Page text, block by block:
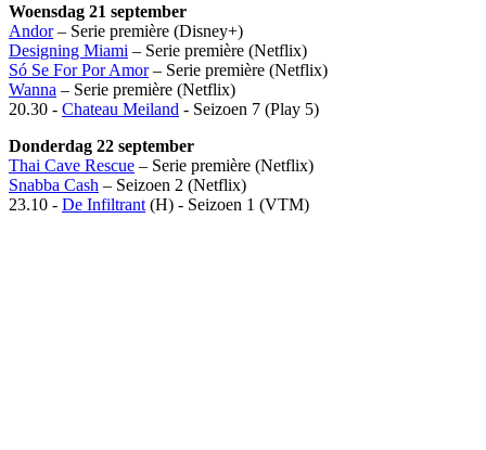
Woensdag 21 september
Andor– Serie première (Disney+)
Designing Miami – Serie première (Netflix)
Só Se For Por Amor– Serie première (Netflix)
Wanna – Serie première (Netflix)
20.30 - Chateau Meiland - Seizoen 7 (Play 5)
Donderdag 22 september
Thai Cave Rescue – Serie première (Netflix)
Snabba Cash – Seizoen 2 (Netflix)
23.10 - De Infiltrant (H) - Seizoen 1 (VTM)